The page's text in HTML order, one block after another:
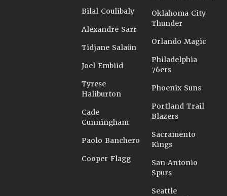
Bilal Coulibaly
Alexandre Sarr
Tidjane Salaün
Joel Embiid
Tyrese
Haliburton
Cade
Cunningham
Paolo Banchero
Cooper Flagg
Oklahoma City
Thunder
Orlando Magic
Philadelphia
76ers
Phoenix Suns
Portland Trail
Blazers
Sacramento
Kings
San Antonio
Spurs
Seattle